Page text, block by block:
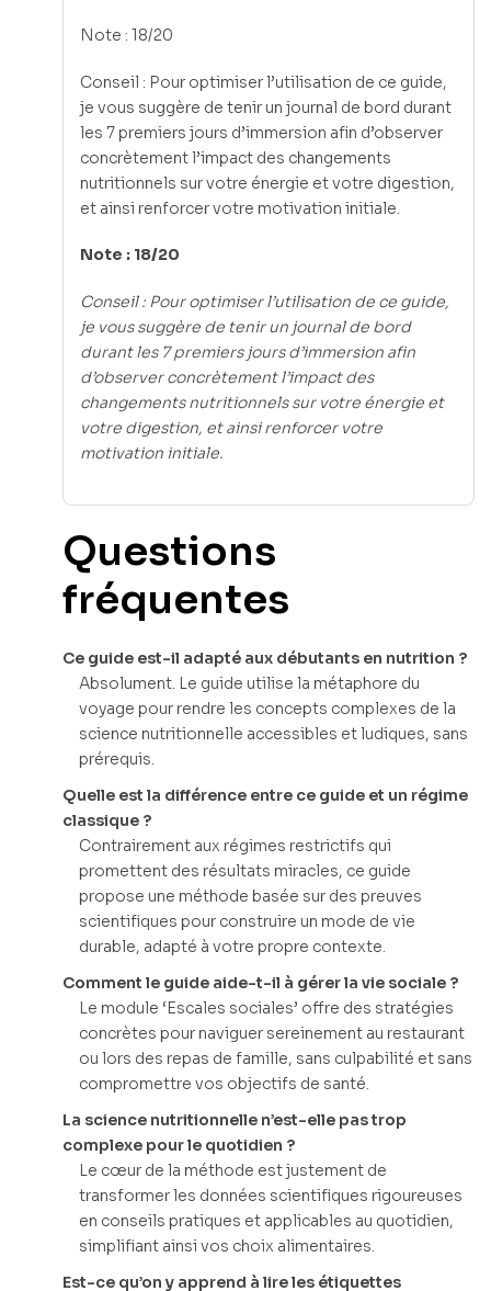
Note : 18/20
Conseil : Pour optimiser l’utilisation de ce guide,
je vous suggère de tenir un journal de bord durant
les 7 premiers jours d’immersion afin d’observer
concrètement l’impact des changements
nutritionnels sur votre énergie et votre digestion,
et ainsi renforcer votre motivation initiale.
Note : 18/20
Conseil : Pour optimiser l’utilisation de ce guide,
je vous suggère de tenir un journal de bord
durant les 7 premiers jours d’immersion afin
d’observer concrètement l’impact des
changements nutritionnels sur votre énergie et
votre digestion, et ainsi renforcer votre
motivation initiale.
Questions
fréquentes
Ce guide est-il adapté aux débutants en nutrition ?
Absolument. Le guide utilise la métaphore du
voyage pour rendre les concepts complexes de la
science nutritionnelle accessibles et ludiques, sans
prérequis.
Quelle est la différence entre ce guide et un régime
classique ?
Contrairement aux régimes restrictifs qui
promettent des résultats miracles, ce guide
propose une méthode basée sur des preuves
scientifiques pour construire un mode de vie
durable, adapté à votre propre contexte.
Comment le guide aide-t-il à gérer la vie sociale ?
Le module ‘Escales sociales’ offre des stratégies
concrètes pour naviguer sereinement au restaurant
ou lors des repas de famille, sans culpabilité et sans
compromettre vos objectifs de santé.
La science nutritionnelle n’est-elle pas trop
complexe pour le quotidien ?
Le cœur de la méthode est justement de
transformer les données scientifiques rigoureuses
en conseils pratiques et applicables au quotidien,
simplifiant ainsi vos choix alimentaires.
Est-ce qu’on y apprend à lire les étiquettes